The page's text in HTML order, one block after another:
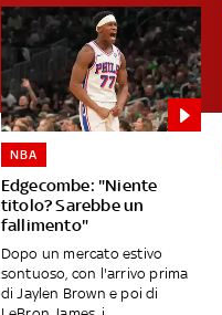
Edgecombe: "Niente
titolo? Sarebbe un
fallimento"
NBA
Dopo un mercato estivo
sontuoso, con l'arrivo prima
di Jaylen Brown e poi di